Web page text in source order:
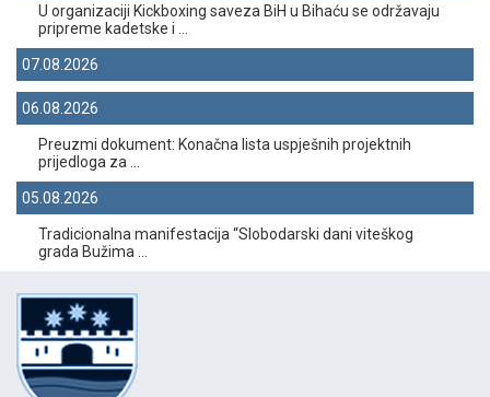
U organizaciji Kickboxing saveza BiH u Bihaću se održavaju
pripreme kadetske i ...
07.08.2026
06.08.2026
Preuzmi dokument: Konačna lista uspješnih projektnih
prijedloga za ...
05.08.2026
Tradicionalna manifestacija “Slobodarski dani viteškog
grada Bužima ...